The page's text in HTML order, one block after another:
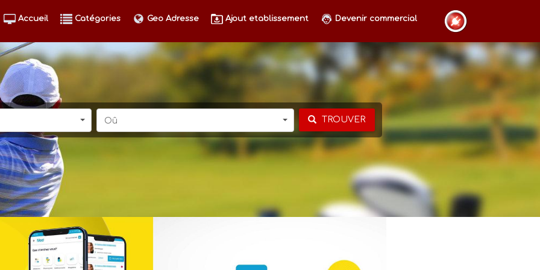
Accueil Catégories Geo Adresse Ajout etablissement Devenir commercial
Oû TROUVER